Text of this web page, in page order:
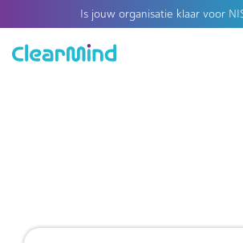
Is jouw organisatie klaar voor